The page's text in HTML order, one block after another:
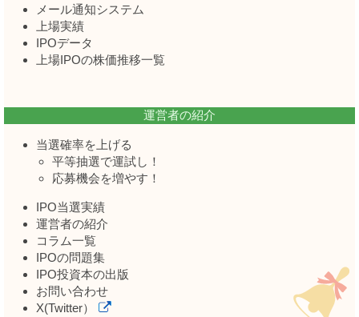
メール通知システム
上場実績
IPOデータ
上場IPOの株価推移一覧
運営者の紹介
当選確率を上げる
平等抽選で運試し！
応募機会を増やす！
IPO当選実績
運営者の紹介
コラム一覧
IPOの問題集
IPO投資本の出版
お問い合わせ
X(Twitter）